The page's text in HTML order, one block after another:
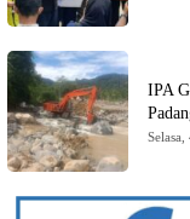
IPA